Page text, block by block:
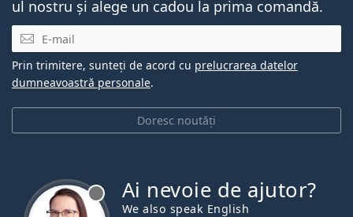
ul nostru și alege un cadou la prima comandă.
E-mail
Doresc noutăți
Prin trimitere, sunteți de acord cu prelucrarea datelor
dumneavoastră personale.
Ai nevoie de ajutor?
We also speak English